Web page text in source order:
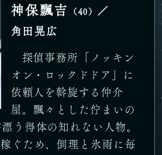
神保飄吉 （40）
／
角田晃広
探偵事務所「ノッキン
オン・ロックドドア」に
依頼人を斡旋する仲介
屋。飄々とした佇まいの
う得体の知れない人物。
ぐため、倒理と氷雨に毎